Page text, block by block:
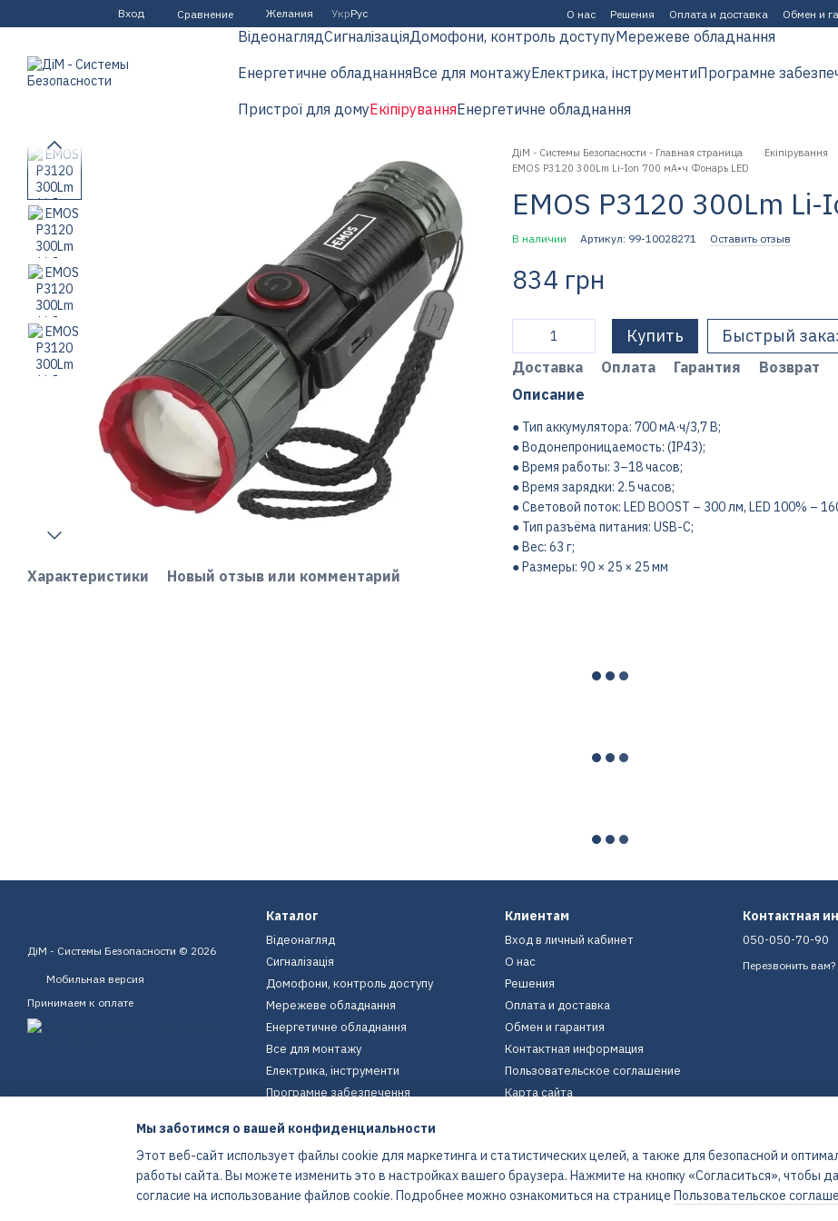
Перейти к основному контенту
Вход Сравнение Желания УкрРус О нас Решения Оплата и доставка Обмен и
ВідеонаглядСигналізаціяДомофони, контроль доступуМережеве обладнання
Енергетичне обладнанняВсе для монтажуЕлектрика, інструментиПрограмне
Пристрої для домуЕкіпіруванняЕнергетичне обладнання
Характеристики Новый отзыв или комментарий
ДіМ - Системы Безопасности - Главная страница Екіпірування
EMOS P3120 300Lm Li-Ion 700 мА•ч Фонарь LED
EMOS P3120 300Lm
В наличии Артикул: 99-10028271 Оставить отзыв
834 грн
Купить Быстрый
Доставка Оплата Гарантия
Возврат
Описание
● Тип аккумулятора: 700 мА·ч/3,7 В;
● Водонепроницаемость: (IP43);
● Время работы: 3–18 часов;
● Время зарядки: 2.5 часов;
● Световой поток: LED BOOST – 300 лм, LED 100% –
● Тип разъёма питания: USB-C;
● Вес: 63 г;
● Размеры: 90 × 25 × 25 мм
ДіМ - Системы Безопасности © 2026
Мобильная версия
Принимаем к оплате
Интернет-магазин создан с Хорошоп
Каталог
Відеонагляд
Сигналізація
Домофони, контроль доступу
Мережеве обладнання
Енергетичне обладнання
Все для монтажу
Електрика, інструменти
Програмне забезпечення
Екіпірування
Енергетичне обладнання
Клиентам
Вход в личный кабинет
О нас
Решения
Оплата и доставка
Обмен и гарантия
Контактная информация
Пользовательское соглашение
Карта сайта
Контактная
050-050-70-90
Перезвонить вам?
Мы заботимся о вашей конфиденциальности
Этот веб-сайт использует файлы cookie для маркетинга и статистических целей, а также для безопасной и
работы сайта. Вы можете изменить это в настройках вашего браузера. Нажмите на кнопку «Согласиться», чтобы
согласие на использование файлов cookie. Подробнее можно ознакомиться на странице Пользовательское